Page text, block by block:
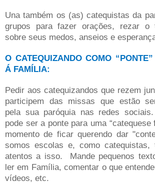
Una também os (as) catequistas da
grupos para fazer orações, rezar o
sobre seus medos, anseios e
O CATEQUIZANDO COMO
Á FAMÍLIA:
Pedir aos catequizandos que rezem
participem das missas que estão
pela sua paróquia nas redes
pode ser a ponte para uma “catequese
momento de ficar querendo dar
somos escolas e, como catequistas,
atentos a isso.
Mande pequenos
ler em Família, comentar o que
vídeos, etc.